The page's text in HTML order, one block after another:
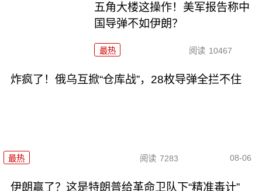
五角大楼这操作！美军报告称中
国导弹不如伊朗？
最热 阅读 10467
炸疯了！俄乌互掀“仓库战”，28枚导弹全拦不住
最热 阅读 7283 08-06
伊朗赢了？这是特朗普给革命卫队下“精准毒计”